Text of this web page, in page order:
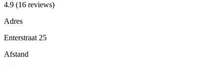
4.9 (16 reviews)
Adres
Enterstraat 25
Afstand